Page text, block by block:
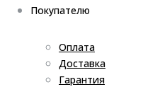
Покупателю
Оплата
Доставка
Гарантия